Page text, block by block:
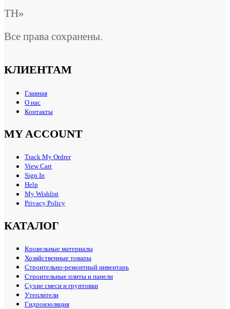
ТН»
Все права сохранены.
КЛИЕНТАМ
Главная
О нас
Контакты
MY ACCOUNT
Track My Ordrer
View Cart
Sign In
Help
My Wishlist
Privacy Policy
КАТАЛОГ
Кровельные материалы
Хозяйственные товары
Строительно-ремонтный инвентарь
Строительные плиты и панели
Сухие смеси и грунтовки
Утеплители
Гидроизоляция